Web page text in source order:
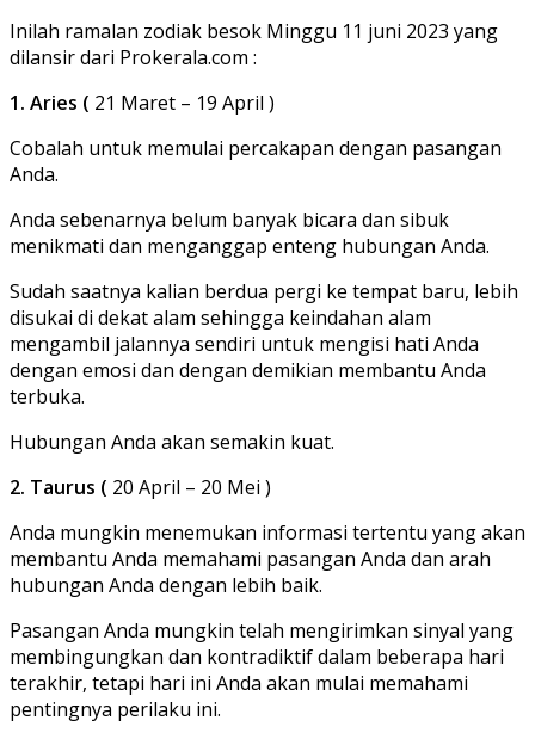
Inilah ramalan zodiak besok Minggu 11 juni 2023 yang
dilansir dari Prokerala.com :
1. Aries ( 21 Maret – 19 April )
Cobalah untuk memulai percakapan dengan pasangan
Anda.
Anda sebenarnya belum banyak bicara dan sibuk
menikmati dan menganggap enteng hubungan Anda.
Sudah saatnya kalian berdua pergi ke tempat baru, lebih
disukai di dekat alam sehingga keindahan alam
mengambil jalannya sendiri untuk mengisi hati Anda
dengan emosi dan dengan demikian membantu Anda
terbuka.
Hubungan Anda akan semakin kuat.
2. Taurus ( 20 April – 20 Mei )
Anda mungkin menemukan informasi tertentu yang akan
membantu Anda memahami pasangan Anda dan arah
hubungan Anda dengan lebih baik.
Pasangan Anda mungkin telah mengirimkan sinyal yang
membingungkan dan kontradiktif dalam beberapa hari
terakhir, tetapi hari ini Anda akan mulai memahami
pentingnya perilaku ini.